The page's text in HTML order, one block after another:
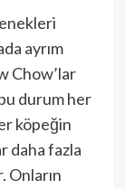
ayrım
Chow’lar
durum her
köpeğin
daha fazla
Onların